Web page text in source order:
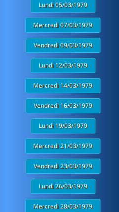
Lundi 05/03/1979
Mercredi 07/03/1979
Vendredi 09/03/1979
Lundi 12/03/1979
Mercredi 14/03/1979
Vendredi 16/03/1979
Lundi 19/03/1979
Mercredi 21/03/1979
Vendredi 23/03/1979
Lundi 26/03/1979
Mercredi 28/03/1979